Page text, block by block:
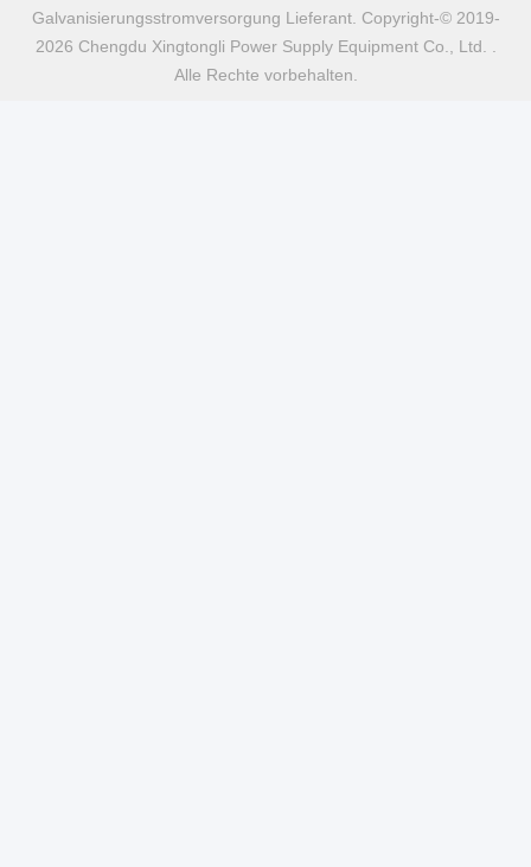
Galvanisierungsstromversorgung Lieferant. Copyright-© 2019-
2026 Chengdu Xingtongli Power Supply Equipment Co., Ltd. .
Alle Rechte vorbehalten.